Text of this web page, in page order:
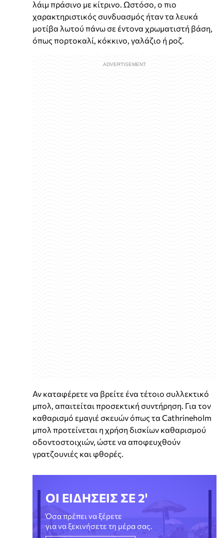
λάιμ πράσινο με κίτρινο. Ωστόσο, ο πιο
χαρακτηριστικός συνδυασμός ήταν τα λευκά
μοτίβα λωτού πάνω σε έντονα χρωματιστή βάση,
όπως πορτοκαλί, κόκκινο, γαλάζιο ή ροζ.
Αν καταφέρετε να βρείτε ένα τέτοιο συλλεκτικό
μπολ, απαιτείται προσεκτική συντήρηση. Για τον
καθαρισμό εμαγιέ σκευών όπως τα Cathrineholm
μπολ προτείνεται η χρήση δισκίων καθαρισμού
οδοντοστοιχιών, ώστε να αποφευχθούν
γρατζουνιές και φθορές.
ΟΙ ΕΙΔΗΣΕΙΣ ΣΕ 2'
Όσα πρέπει να ξέρετε
για να ξεκινήσετε τη μέρα σας.